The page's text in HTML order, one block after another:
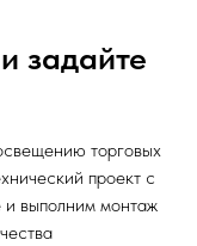
задайте
торговых
проект с
и выполним монтаж